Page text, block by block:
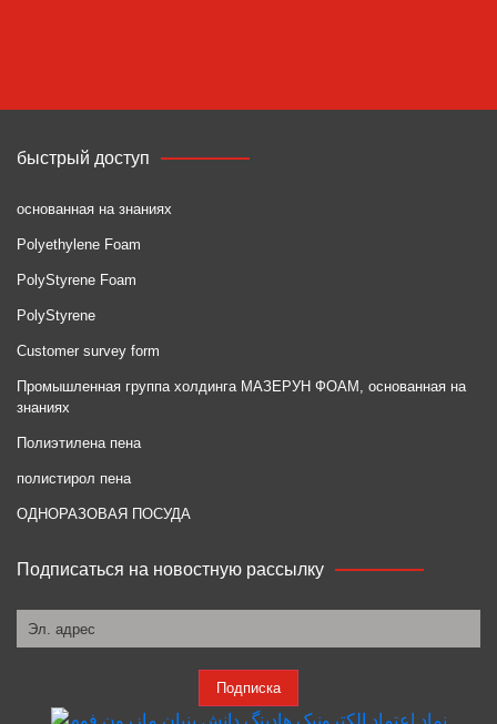
быстрый доступ
основанная на знаниях
Polyethylene Foam
PolyStyrene Foam
PolyStyrene
Customer survey form
Промышленная группа холдинга МАЗЕРУН ФОАМ, основанная на
знаниях
Полиэтилена пена
полистирол пена
ОДНОРАЗОВАЯ ПОСУДА
Подписаться на новостную рассылку
Подписка